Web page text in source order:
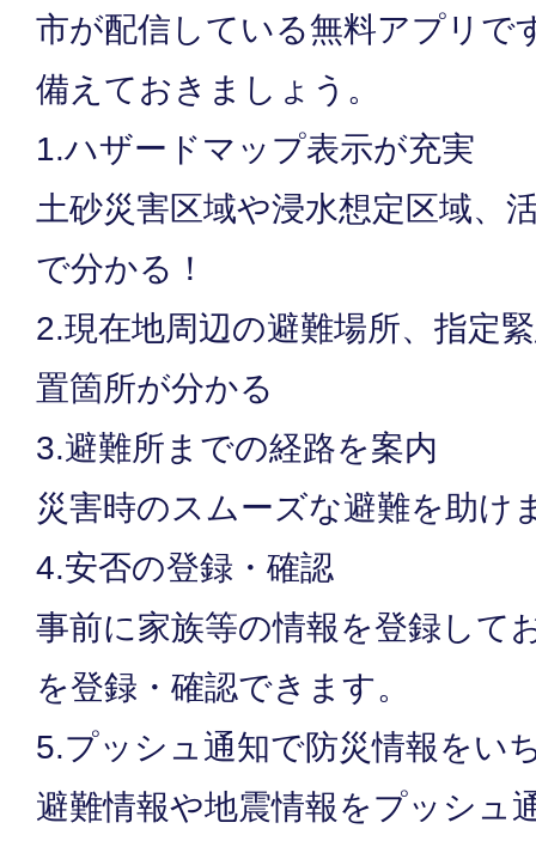
市が配信している無料アプリで
備えておきましょう。
1.ハザードマップ表示が充実
土砂災害区域や浸水想定区域、
で分かる！
2.現在地周辺の避難場所、指定
置箇所が分かる
3.避難所までの経路を案内
災害時のスムーズな避難を助け
4.安否の登録・確認
事前に家族等の情報を登録して
を登録・確認できます。
5.プッシュ通知で防災情報をい
避難情報や地震情報をプッシュ